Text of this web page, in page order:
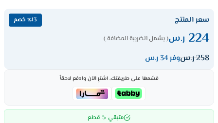
سعر المنتج ٪13 خصم
224 ر.س( يشمل الضريبة المضافة )
258ر.سوفر 34 ر.س
قسّمها على طريقتك، اشترِ الآن وادفع لاحقاً
متبقي 5 قطع